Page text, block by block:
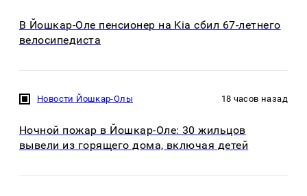
В Йошкар-Оле пенсионер на Kia сбил 67-летнего
велосипедиста
Новости Йошкар-Олы 18 часов назад
Ночной пожар в Йошкар-Оле: 30 жильцов
вывели из горящего дома, включая детей